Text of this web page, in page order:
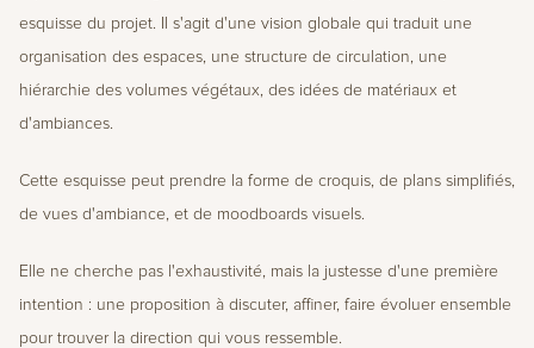
PRESSE
CONTACT
Select Language
esquisse du projet. Il s'agit d'une vision globale qui traduit une
organisation des espaces, une structure de circulation, une
hiérarchie des volumes végétaux, des idées de matériaux et
d'ambiances.
Cette esquisse peut prendre la forme de croquis, de plans simplifiés,
de vues d'ambiance, et de moodboards visuels.
Elle ne cherche pas l'exhaustivité, mais la justesse d'une première
intention : une proposition à discuter, affiner, faire évoluer ensemble
pour trouver la direction qui vous ressemble.